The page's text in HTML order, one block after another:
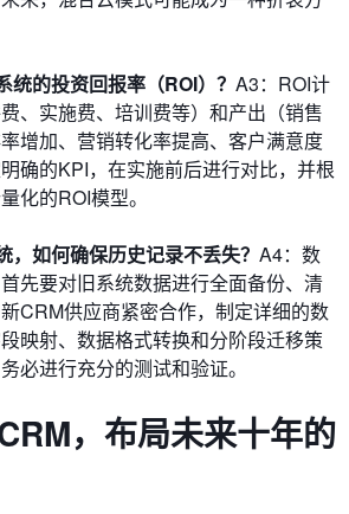
的投资回报率（ROI）？ A3：ROI计
、实施费、培训费等）和产出（销售
增加、营销转化率提高、客户满意度
确的KPI，在实施前后进行对比，并根
化的ROI模型。
，如何确保历史记录不丢失？ A4：数
先要对旧系统数据进行全面备份、清
CRM供应商紧密合作，制定详细的数
映射、数据格式转换和分阶段迁移策
必进行充分的测试和验证。
，布局未来十年的